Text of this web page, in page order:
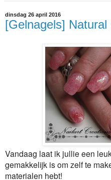
dinsdag 26 april 2016
[Gelnagels] Natural
Vandaag laat ik jullie een
gemakkelijk is om zelf te
materialen hebt!